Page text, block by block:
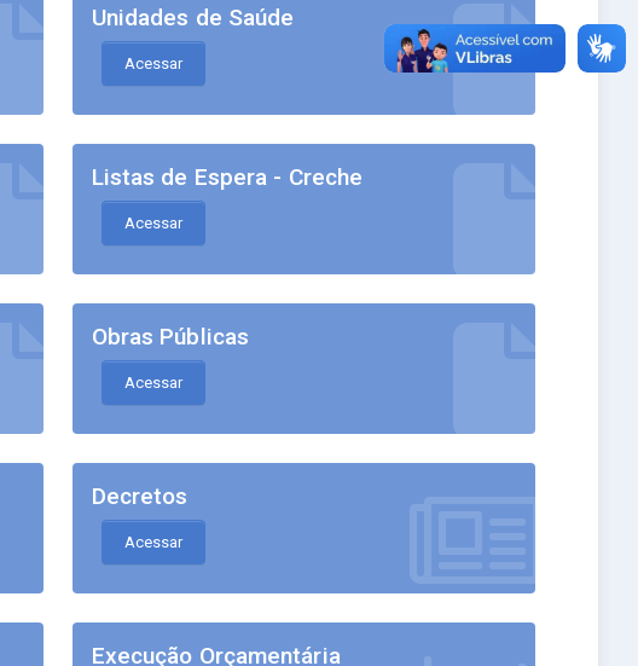
Unidades de Saúde
Acessar
Listas de Espera - Creche
Acessar
Obras Públicas
Acessar
Decretos
Acessar
Execução Orçamentária